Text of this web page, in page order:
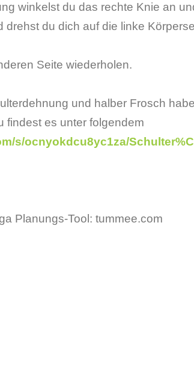
winkelst du das rechte Knie an
drehst du dich auf die linke
Seite wiederholen.
und halber Frosch
findest es unter folgendem
s/ocnyokdcu8yc1za/
Planungs-Tool: tummee.com